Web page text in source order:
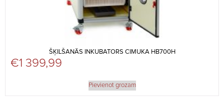
ŠĶILŠANĀS INKUBATORS CIMUKA HB700H
€1 399,99
Pievienot grozam